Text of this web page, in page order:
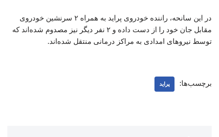
در این سانحه، راننده خودروی پراید به همراه ۲ سرنشین خودروی
مقابل جان خود را از دست داده و ۲ نفر دیگر نیز مصدوم شده‌اند که
توسط نیروهای امدادی به مراکز درمانی منتقل شده‌اند.
برچسب‌ها: پراید